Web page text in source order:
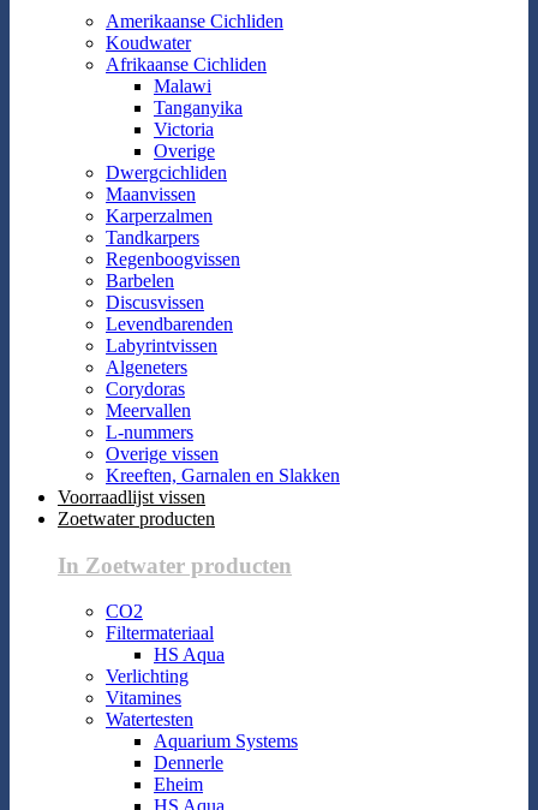
Amerikaanse Cichliden
Koudwater
Afrikaanse Cichliden
Malawi
Tanganyika
Victoria
Overige
Dwergcichliden
Maanvissen
Karperzalmen
Tandkarpers
Regenboogvissen
Barbelen
Discusvissen
Levendbarenden
Labyrintvissen
Algeneters
Corydoras
Meervallen
L-nummers
Overige vissen
Kreeften, Garnalen en Slakken
Voorraadlijst vissen
Zoetwater producten
In Zoetwater producten
CO2
Filtermateriaal
HS Aqua
Verlichting
Vitamines
Watertesten
Aquarium Systems
Dennerle
Eheim